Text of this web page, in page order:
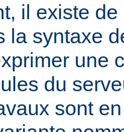
il existe
la syntaxe
une
du
sont